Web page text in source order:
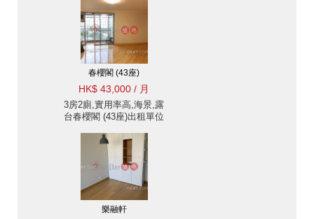
春櫻閣 (43座)
HK$ 43,000 / 月
3房2廁,實用率高,海景,露
台春櫻閣 (43座)出租單位
樂融軒